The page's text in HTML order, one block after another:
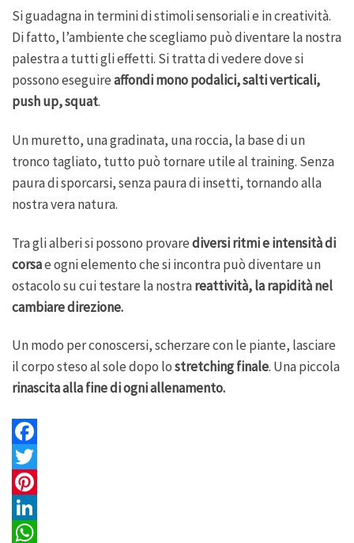
Si guadagna in termini di stimoli sensoriali e in creatività.
Di fatto, l’ambiente che scegliamo può diventare la nostra
palestra a tutti gli effetti. Si tratta di vedere dove si
possono eseguireaffondi mono podalici, salti verticali,
push up, squat.
Un muretto, una gradinata, una roccia, la base di un
tronco tagliato, tutto può tornare utile al training. Senza
paura di sporcarsi, senza paura di insetti, tornando alla
nostra vera natura.
Tra gli alberi si possono provarediversi ritmi e intensità di
corsae ogni elemento che si incontra può diventare un
ostacolo su cui testare la nostrareattività, la rapidità nel
cambiare direzione.
Un modo per conoscersi, scherzare con le piante, lasciare
il corpo steso al sole dopo lostretching finale. Una piccola
rinascita alla fine di ogni allenamento.
F
a
c
e
T
w
P
L